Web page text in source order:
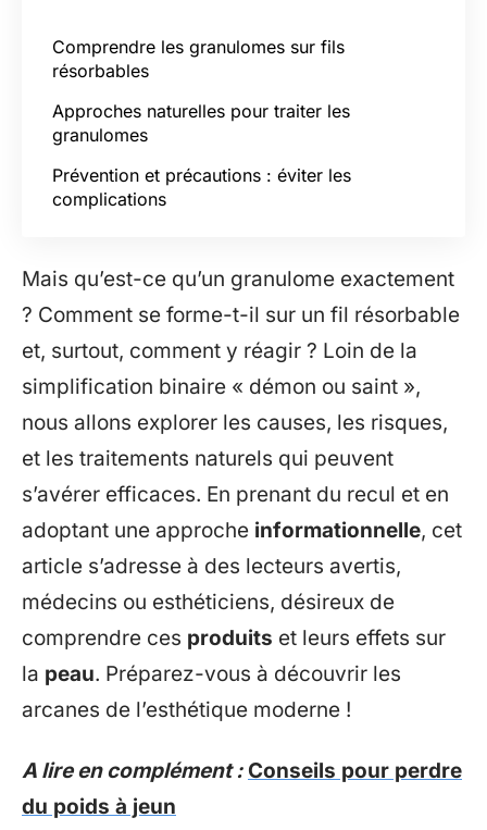
Comprendre les granulomes sur fils
résorbables
Approches naturelles pour traiter les
granulomes
Prévention et précautions : éviter les
complications
Mais qu’est-ce qu’un granulome exactement
? Comment se forme-t-il sur un fil résorbable
et, surtout, comment y réagir ? Loin de la
simplification binaire « démon ou saint »,
nous allons explorer les causes, les risques,
et les traitements naturels qui peuvent
s’avérer efficaces. En prenant du recul et en
adoptant une approche informationnelle, cet
article s’adresse à des lecteurs avertis,
médecins ou esthéticiens, désireux de
comprendre ces produits et leurs effets sur
la peau. Préparez-vous à découvrir les
arcanes de l’esthétique moderne !
A lire en complément : Conseils pour perdre
du poids à jeun